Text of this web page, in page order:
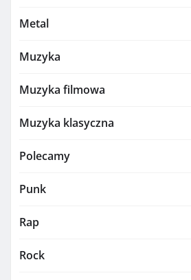
Metal
Muzyka
Muzyka filmowa
Muzyka klasyczna
Polecamy
Punk
Rap
Rock